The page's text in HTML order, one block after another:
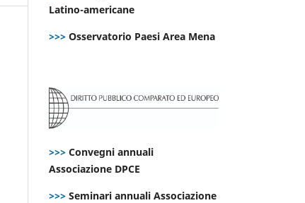
Latino-americane
>>> Osservatorio Paesi Area Mena
>>> Convegni annuali
Associazione DPCE
>>> Seminari annuali Associazione